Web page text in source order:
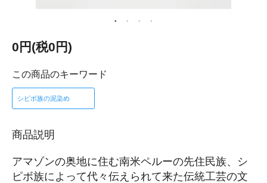
0円(税0円)
この商品のキーワード
シピボ族の泥染め
商品説明
アマゾンの奥地に住む南米ペルーの先住民族、シ
ピボ族によって代々伝えられて来た伝統工芸の文